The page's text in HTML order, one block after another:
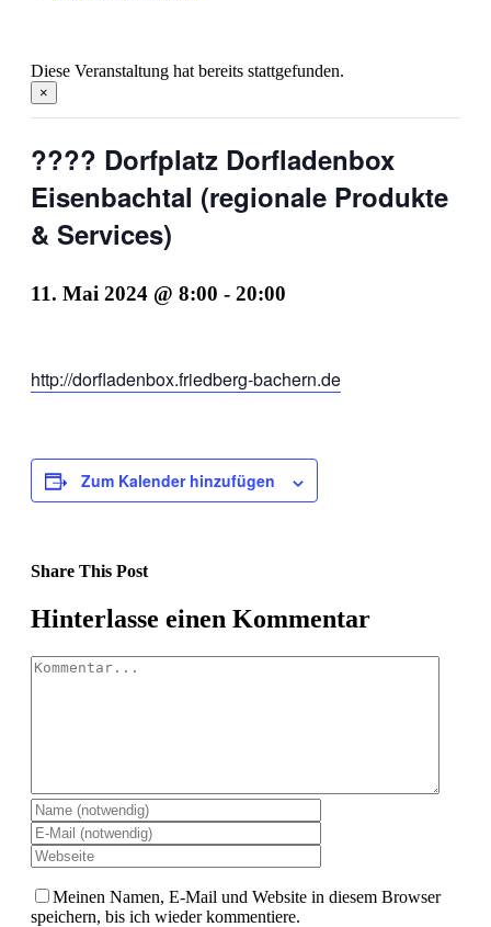
Diese Veranstaltung hat bereits stattgefunden.
×
???? Dorfplatz Dorfladenbox
Eisenbachtal (regionale Produkte
& Services)
11. Mai 2024 @ 8:00 - 20:00
http://dorfladenbox.friedberg-bachern.de
Zum Kalender hinzufügen
Share This Post
Facebook
X
LinkedIn
Pinterest
Hinterlasse einen Kommentar
Kommentar
Meinen Namen, E-Mail und Website in diesem Browser
speichern, bis ich wieder kommentiere.